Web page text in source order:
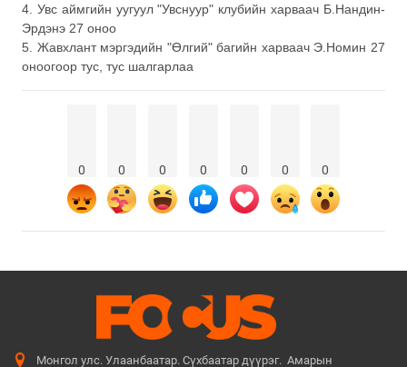
4. Увс аймгийн уугуул "Увснуур" клубийн харваач Б.Нандин-
Эрдэнэ 27 оноо
5. Жавхлант мэргэдийн "Өлгий" багийн харваач Э.Номин 27
оноогоор тус, тус шалгарлаа
0 0 0 0 0 0 0
Монгол улс. Улаанбаатар. Сүхбаатар дүүрэг. Амарын